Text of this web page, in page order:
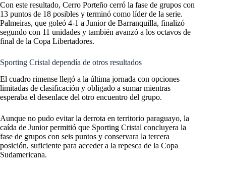
Con este resultado, Cerro Porteño cerró la fase de grupos con
13 puntos de 18 posibles y terminó como líder de la serie.
Palmeiras, que goleó 4-1 a Junior de Barranquilla, finalizó
segundo con 11 unidades y también avanzó a los octavos de
final de la Copa Libertadores.
Sporting Cristal dependía de otros resultados
El cuadro rimense llegó a la última jornada con opciones
limitadas de clasificación y obligado a sumar mientras
esperaba el desenlace del otro encuentro del grupo.
Aunque no pudo evitar la derrota en territorio paraguayo, la
caída de Junior permitió que Sporting Cristal concluyera la
fase de grupos con seis puntos y conservara la tercera
posición, suficiente para acceder a la repesca de la Copa
Sudamericana.